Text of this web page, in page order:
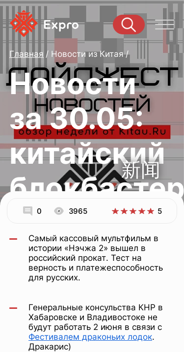
新闻
Главная Новости из Китая
Новости
за 30.05:
китайский
блокбастер,
праздник
Дуаньу,
воздушный
аквапарк
0 3965 5
Самый кассовый мультфильм в
истории «Нэчжа 2» вышел в
российский прокат. Тест на
верность и платежеспособность
для русских.
Генеральные консульства КНР в
Хабаровске и Владивостоке не
будут работать 2 июня в связи с
Фестивалем драконьих лодок.
Дракарис)